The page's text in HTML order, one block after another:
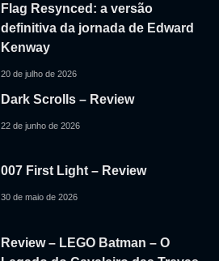
Flag Resynced: a versão
definitiva da jornada de Edward
Kenway
20 de julho de 2026
Dark Scrolls – Review
22 de junho de 2026
007 First Light – Review
30 de maio de 2026
Review – LEGO Batman – O